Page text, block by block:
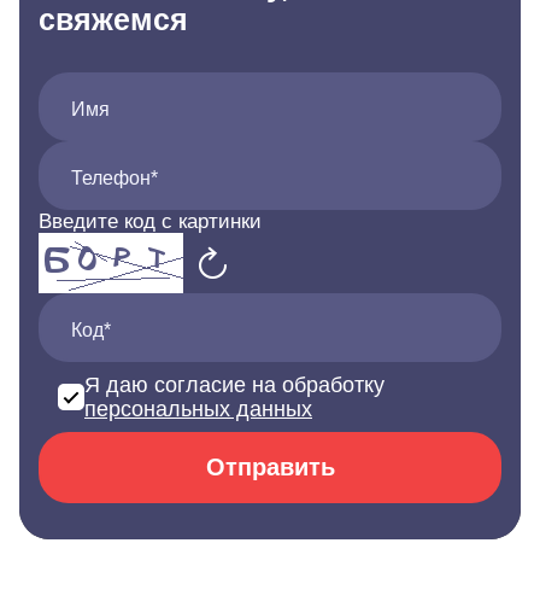
свяжемся
Имя
Телефон*
Введите код с картинки
Код*
Я даю согласие на обработку
персональных данных
Отправить